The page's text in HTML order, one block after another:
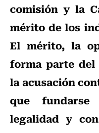
comisión y la
mérito de los
El mérito, la
forma parte del
la acusación
que
legalidad y